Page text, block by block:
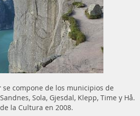
se compone de los municipios de
Sola, Gjesdal, Klepp, Time y Hå.
la Cultura en 2008.